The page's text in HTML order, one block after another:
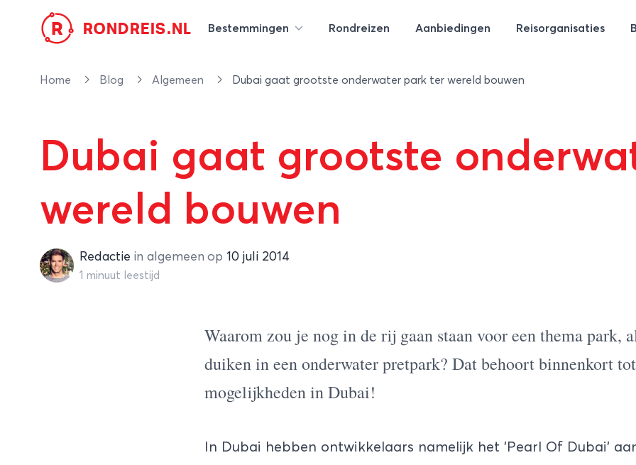
R RONDREIS.NL Bestemmingen Rondreizen Aanbiedingen Reisorganisaties
Home Blog Algemeen Dubai gaat grootste onderwater park ter wereld bouwen
Dubai gaat grootste
wereld bouwen
RedactieRedactie in algemeen op 10 juli 2014
1 minuut leestijd
Waarom zou je nog in de rij gaan staan voor een thema park,
duiken in een onderwater pretpark? Dat behoort binnenkort
mogelijkheden in Dubai!
In Dubai hebben ontwikkelaars namelijk het 'Pearl Of Dubai'